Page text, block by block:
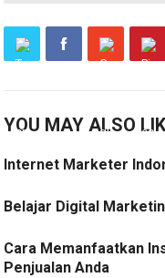
YOU MAY ALSO
Internet Marketer
Belajar Digital
Cara Memanfaatkan
Penjualan Anda